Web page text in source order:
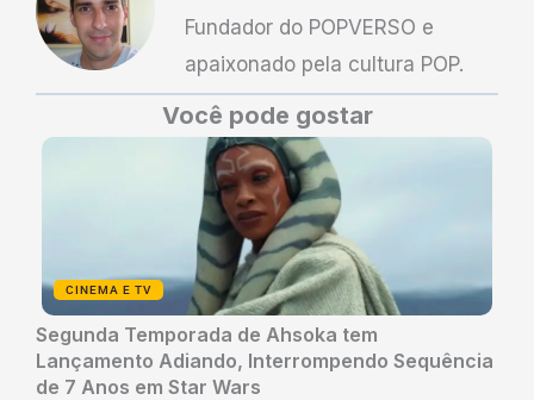
Fundador do POPVERSO e
apaixonado pela cultura POP.
Você pode gostar
CINEMA E TV
Segunda Temporada de Ahsoka tem
Lançamento Adiando, Interrompendo Sequência
de 7 Anos em Star Wars